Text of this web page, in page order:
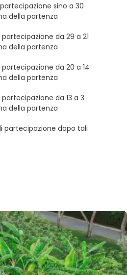
sino a 30
della partenza
da 29 a 21
della partenza
partecipazione da 20 a 14
della partenza
da 13 a 3
della partenza
partecipazione dopo tali